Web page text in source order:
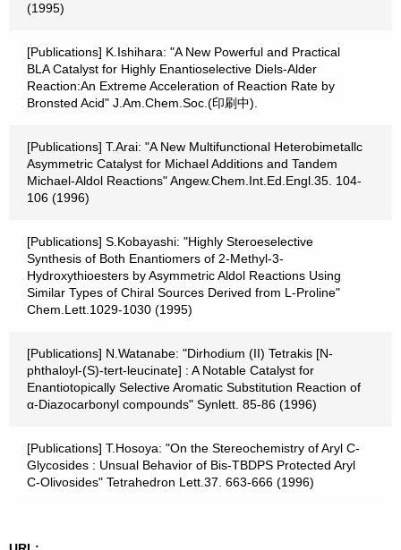
(1995)
[Publications] K.Ishihara: "A New Powerful and Practical
BLA Catalyst for Highly Enantioselective Diels-Alder
Reaction:An Extreme Acceleration of Reaction Rate by
Bronsted Acid" J.Am.Chem.Soc.(印刷中).
[Publications] T.Arai: "A New Multifunctional Heterobimetallc
Asymmetric Catalyst for Michael Additions and Tandem
Michael-Aldol Reactions" Angew.Chem.Int.Ed.Engl.35. 104-
106 (1996)
[Publications] S.Kobayashi: "Highly Steroeselective
Synthesis of Both Enantiomers of 2-Methyl-3-
Hydroxythioesters by Asymmetric Aldol Reactions Using
Similar Types of Chiral Sources Derived from L-Proline"
Chem.Lett.1029-1030 (1995)
[Publications] N.Watanabe: "Dirhodium (II) Tetrakis [N-
phthaloyl-(S)-tert-leucinate] : A Notable Catalyst for
Enantiotopically Selective Aromatic Substitution Reaction of
α-Diazocarbonyl compounds" Synlett. 85-86 (1996)
[Publications] T.Hosoya: "On the Stereochemistry of Aryl C-
Glycosides : Unsual Behavior of Bis-TBDPS Protected Aryl
C-Olivosides" Tetrahedron Lett.37. 663-666 (1996)